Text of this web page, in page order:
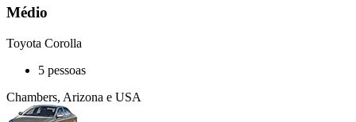
Médio
Toyota Corolla
5 pessoas
Chambers, Arizona e USA